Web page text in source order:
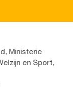
Ministerie
en Sport,